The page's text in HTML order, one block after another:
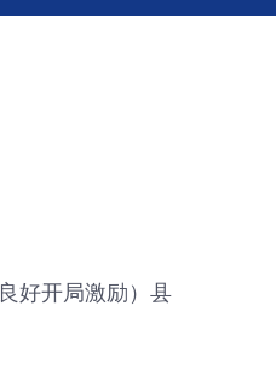
好开局激励）县